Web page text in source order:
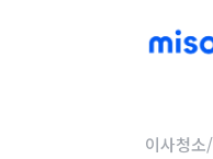
이사청소